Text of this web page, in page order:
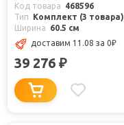
Код товара
468596
Тип
Комплект (3 товара)
Ширина
60.5 см
доставим 11.08 за 0₽
39 276 ₽